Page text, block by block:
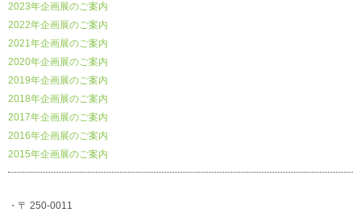
2023年企画展のご案内
2022年企画展のご案内
2021年企画展のご案内
2020年企画展のご案内
2019年企画展のご案内
2018年企画展のご案内
2017年企画展のご案内
2016年企画展のご案内
2015年企画展のご案内
・〒 250-0011